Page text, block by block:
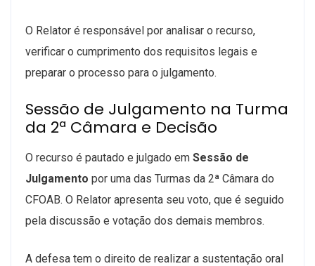
O Relator é responsável por analisar o recurso,
verificar o cumprimento dos requisitos legais e
preparar o processo para o julgamento.
Sessão de Julgamento na Turma
da 2ª Câmara e Decisão
O recurso é pautado e julgado em Sessão de
Julgamento por uma das Turmas da 2ª Câmara do
CFOAB. O Relator apresenta seu voto, que é seguido
pela discussão e votação dos demais membros.
A defesa tem o direito de realizar a sustentação oral